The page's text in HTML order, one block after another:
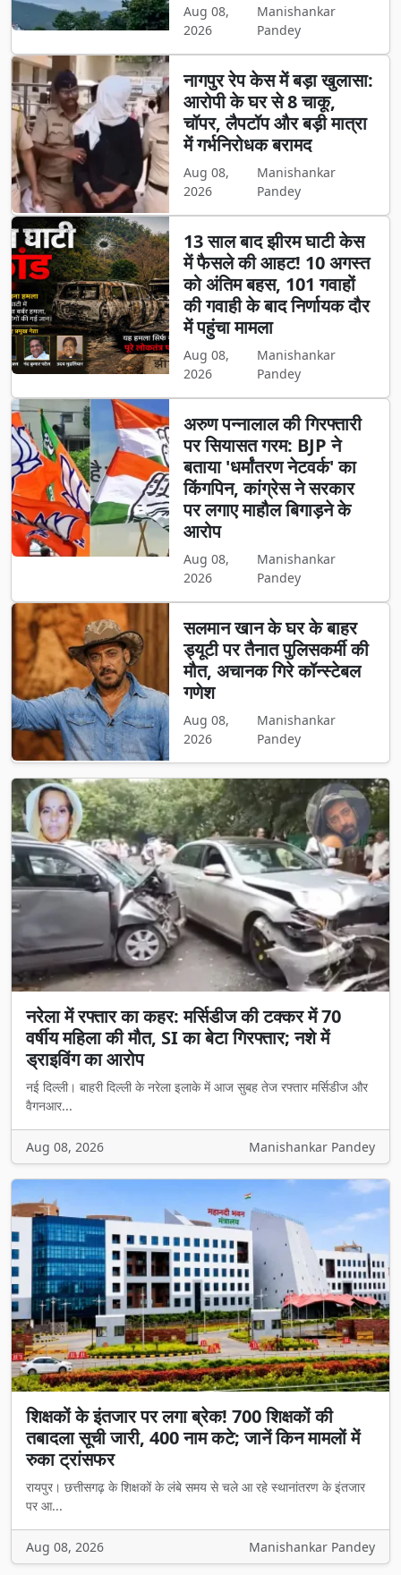
Aug 08,
2026
Manishankar
Pandey
नागपुर रेप केस में बड़ा खुलासा:
आरोपी के घर से 8 चाकू,
चॉपर, लैपटॉप और बड़ी मात्रा
में गर्भनिरोधक बरामद
Aug 08,
2026
Manishankar
Pandey
13 साल बाद झीरम घाटी केस
में फैसले की आहट! 10 अगस्त
को अंतिम बहस, 101 गवाहों
की गवाही के बाद निर्णायक दौर
में पहुंचा मामला
Aug 08,
2026
Manishankar
Pandey
अरुण पन्नालाल की गिरफ्तारी
पर सियासत गरम: BJP ने
बताया 'धर्मांतरण नेटवर्क' का
किंगपिन, कांग्रेस ने सरकार
पर लगाए माहौल बिगाड़ने के
आरोप
Aug 08,
2026
Manishankar
Pandey
सलमान खान के घर के बाहर
ड्यूटी पर तैनात पुलिसकर्मी की
मौत, अचानक गिरे कॉन्स्टेबल
गणेश
Aug 08,
2026
Manishankar
Pandey
नरेला में रफ्तार का कहर: मर्सिडीज की टक्कर में 70
वर्षीय महिला की मौत, SI का बेटा गिरफ्तार; नशे में
ड्राइविंग का आरोप
नई दिल्ली। बाहरी दिल्ली के नरेला इलाके में आज सुबह तेज रफ्तार मर्सिडीज और
वैगनआर...
Aug 08, 2026 Manishankar Pandey
शिक्षकों के इंतजार पर लगा ब्रेक! 700 शिक्षकों की
तबादला सूची जारी, 400 नाम कटे; जानें किन मामलों में
रुका ट्रांसफर
रायपुर। छत्तीसगढ़ के शिक्षकों के लंबे समय से चले आ रहे स्थानांतरण के इंतजार
पर आ...
Aug 08, 2026 Manishankar Pandey